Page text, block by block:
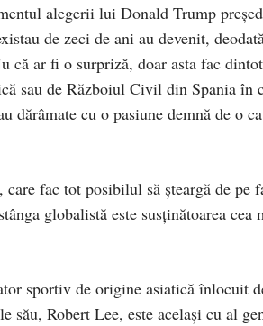
alegerii lui Donald Trump
de zeci de ani au devenit,
că ar fi o surpriză, doar asta fac
sau de Războiul Civil din Spania în
dărâmate cu o pasiune demnă de o
fac tot posibilul să șteargă de pe
globalistă este susținătoarea cea
sportiv de origine asiatică înlocuit
Robert Lee, este același cu al